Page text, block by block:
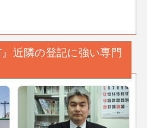
近隣の登記に強い専門